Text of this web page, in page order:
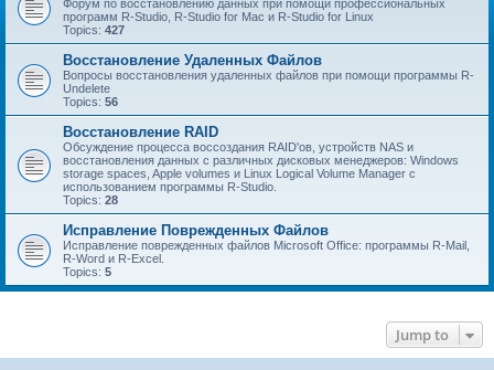
Форум по восстановлению данных при помощи профессиональных
программ R-Studio, R-Studio for Mac и R-Studio for Linux
Topics: 427
Восстановление Удаленных Файлов
Вопросы восстановления удаленных файлов при помощи программы R-
Undelete
Topics: 56
Восстановление RAID
Обсуждение процесса воссоздания RAID'ов, устройств NAS и
восстановления данных с различных дисковых менеджеров: Windows
storage spaces, Apple volumes и Linux Logical Volume Manager с
использованием программы R-Studio.
Topics: 28
Исправление Поврежденных Файлов
Исправление поврежденных файлов Microsoft Office: программы R-Mail,
R-Word и R-Excel.
Topics: 5
Jump to